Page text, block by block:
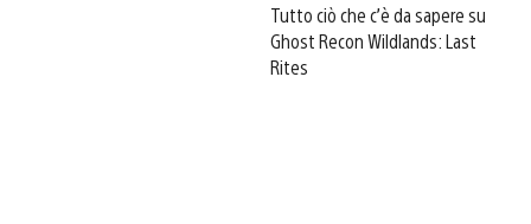
Tutto ciò che c’è da sapere su
Ghost Recon Wildlands: Last
Rites